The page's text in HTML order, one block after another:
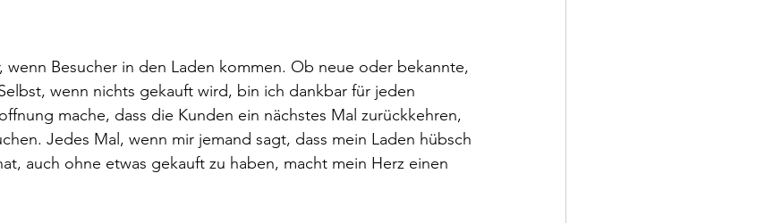
wenn Besucher in den Laden kommen. Ob neue oder bekannte,
wenn nichts gekauft wird, bin ich dankbar für jeden
mache, dass die Kunden ein nächstes Mal zurückkehren,
Jedes Mal, wenn mir jemand sagt, dass mein Laden hübsch
auch ohne etwas gekauft zu haben, macht mein Herz einen